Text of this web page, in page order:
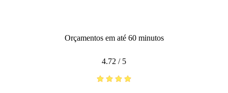
Orçamentos em até 60 minutos
4.72 / 5